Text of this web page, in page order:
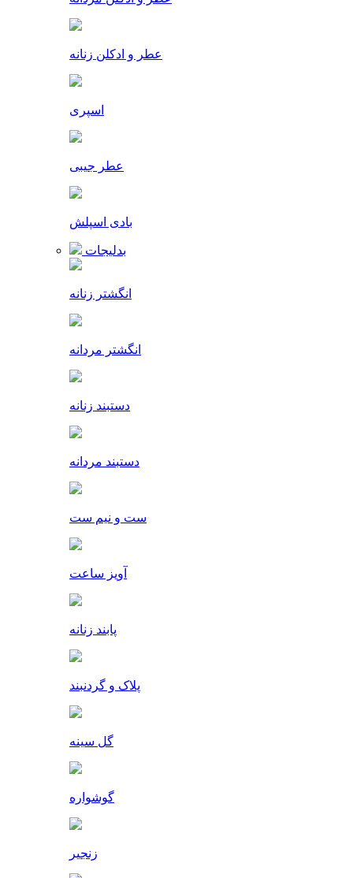
عطر و ادکلن زنانه
اسپری
عطر جیبی
بادی اسپلش
بدلیجات
انگشتر زنانه
انگشتر مردانه
دستبند زنانه
دستبند مردانه
ست و نیم ست
آویز ساعت
پابند زنانه
پلاک و گردنبند
گل سینه
گوشواره
زنجیر